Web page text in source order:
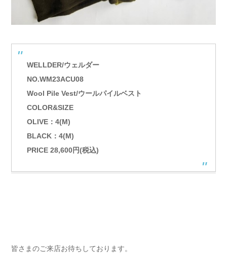
WELLDER/ウェルダー
NO.WM23ACU08
Wool Pile Vest/ウールパイルベスト
COLOR&SIZE
OLIVE：4(M)
BLACK：4(M)
PRICE 28,600円(税込)
皆さまのご来店お待ちしております。